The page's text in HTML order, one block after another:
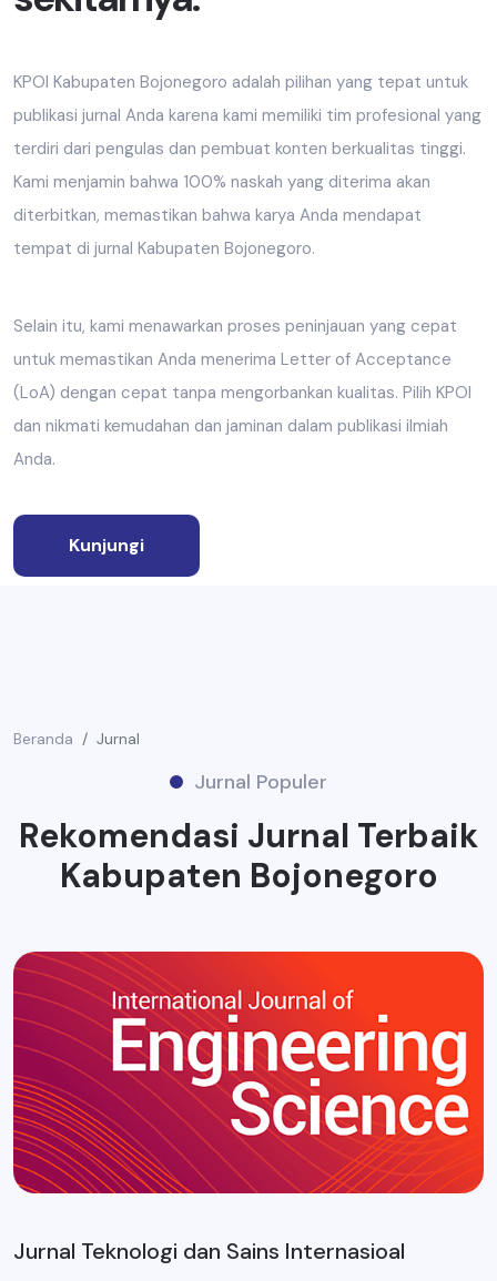
KPOI Kabupaten Bojonegoro adalah pilihan yang tepat untuk
publikasi jurnal Anda karena kami memiliki tim profesional yang
terdiri dari pengulas dan pembuat konten berkualitas tinggi.
Kami menjamin bahwa 100% naskah yang diterima akan
diterbitkan, memastikan bahwa karya Anda mendapat
tempat di jurnal Kabupaten Bojonegoro.
Selain itu, kami menawarkan proses peninjauan yang cepat
untuk memastikan Anda menerima Letter of Acceptance
(LoA) dengan cepat tanpa mengorbankan kualitas. Pilih KPOI
dan nikmati kemudahan dan jaminan dalam publikasi ilmiah
Anda.
Kunjungi
Beranda Jurnal
Jurnal Populer
Rekomendasi Jurnal Terbaik
Kabupaten Bojonegoro
Jurnal Teknologi dan Sains Internasioal